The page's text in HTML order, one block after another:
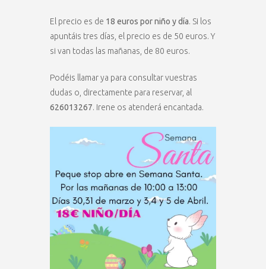
El precio es de 18 euros por niño y día. Si los
apuntáis tres días, el precio es de 50 euros. Y
si van todas las mañanas, de 80 euros.
Podéis llamar ya para consultar vuestras
dudas o, directamente para reservar, al
626013267. Irene os atenderá encantada.